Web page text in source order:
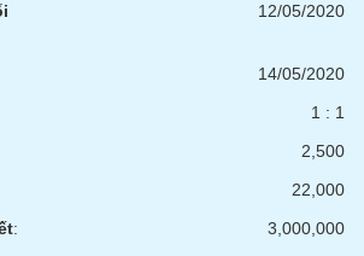
12/05/2020
14/05/2020
1 : 1
2,500
22,000
:
3,000,000